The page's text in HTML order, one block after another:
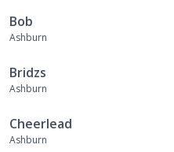
Bob
Ashburn
Bridzs
Ashburn
Cheerlead
Ashburn